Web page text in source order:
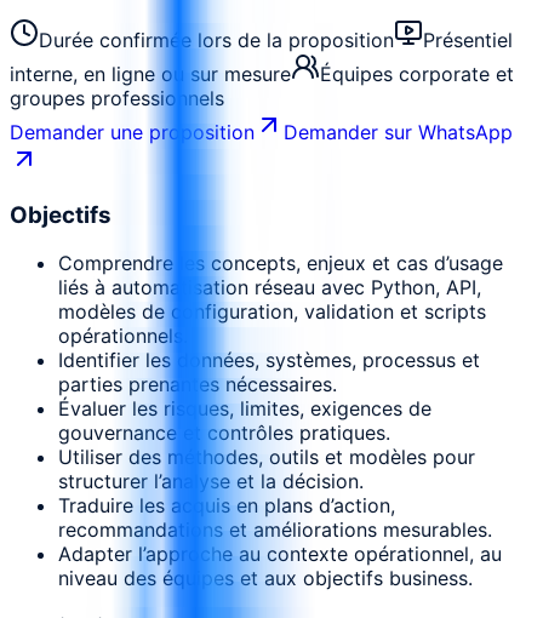
Durée confirmée lors de la proposition
Présentiel
interne, en ligne ou sur mesure
Équipes corporate et
groupes professionnels
Demander une proposition
Demander sur WhatsApp
Objectifs
Comprendre les concepts, enjeux et cas d’usage
liés à automatisation réseau avec Python, API,
modèles de configuration, validation et scripts
opérationnels.
Identifier les données, systèmes, processus et
parties prenantes nécessaires.
Évaluer les risques, limites, exigences de
gouvernance et contrôles pratiques.
Utiliser des méthodes, outils et modèles pour
structurer l’analyse et la décision.
Traduire les acquis en plans d’action,
recommandations et améliorations mesurables.
Adapter l’approche au contexte opérationnel, au
niveau des équipes et aux objectifs business.